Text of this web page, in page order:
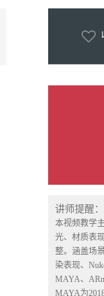
讲师提醒：
本视频教学
光、材质表
整。涵盖场
染表现、
MAYA、
MAYA为